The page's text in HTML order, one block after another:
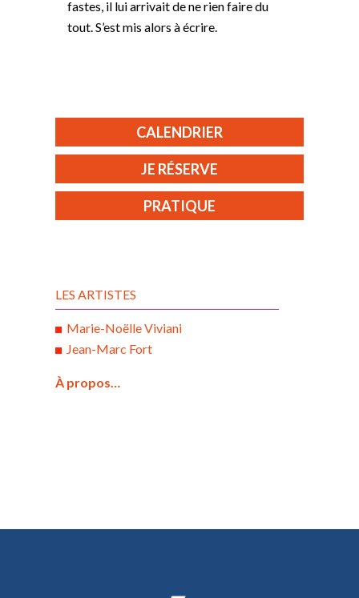
fastes, il lui arrivait de ne rien faire du
tout. S’est mis alors à écrire.
CALENDRIER
JE RÉSERVE
PRATIQUE
LES ARTISTES
Marie-Noëlle Viviani
Jean-Marc Fort
À propos…